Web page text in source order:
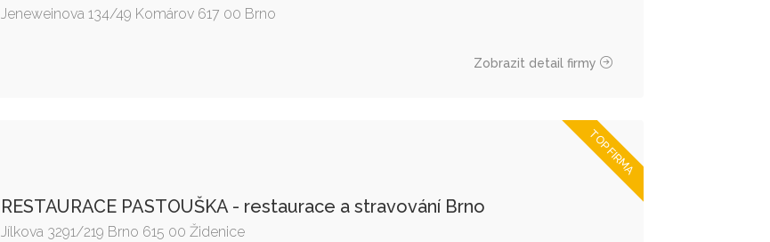
Jeneweinova 134/49 Komárov 617 00 Brno
Zobrazit detail firmy
TOP FIRMA
RESTAURACE PASTOUŠKA - restaurace a stravování Brno
Jílkova 3291/219 Brno 615 00 Židenice